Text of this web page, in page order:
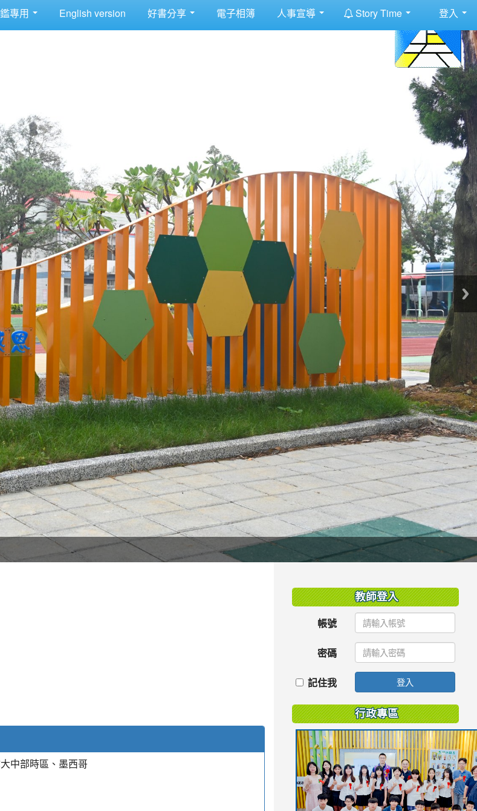
專用 English version 好書分享 電子相簿 人事宣導 Story Time 登入
中部時區、墨西哥
教師登入
帳號
密碼
記住我 登入
行政專區